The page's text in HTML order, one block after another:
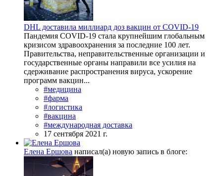
DHL доставила миллиард доз вакцин от COVID-19
Пандемия COVID-19 стала крупнейшим глобальным
кризисом здравоохранения за последние 100 лет.
Правительства, неправительственные организации и
государственные органы направили все усилия на
сдерживание распространения вируса, ускорение
программ вакцин...
#медицина
#фарма
#логистика
#вакцина
#международная доставка
17 сентября 2021 г.
Елена Ершова написал(а) новую запись в блоге: